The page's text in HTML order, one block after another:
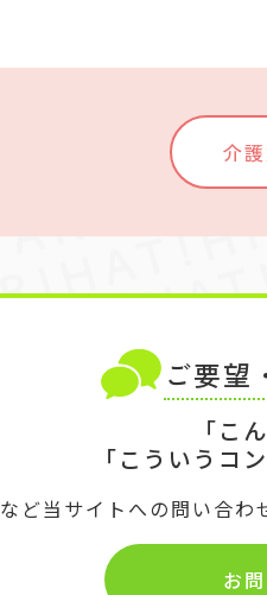
介
ご要望
「こ
「こういうコ
など当サイトへの問い合
お